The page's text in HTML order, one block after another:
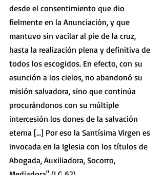
desde el consentimiento que dio
fielmente en la Anunciación, y que
mantuvo sin vacilar al pie de la cruz,
hasta la realización plena y definitiva de
todos los escogidos. En efecto, con su
asunción a los cielos, no abandonó su
misión salvadora, sino que continúa
procurándonos con su múltiple
intercesión los dones de la salvación
eterna [...] Por eso la Santísima Virgen es
invocada en la Iglesia con los títulos de
Abogada, Auxiliadora, Socorro,